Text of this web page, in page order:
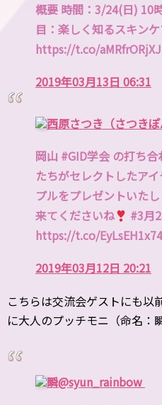
概要 時間：3/24(日) 10
目：楽しく知るスキン
https://t.co/aMRfrORjXJ
2019年03月13日 06:31
西原さつき（さつきぽ
岡山 #GID学会 の打ち
たちがセレクトしたア
プルをプレゼントいた
来てくださいね
#3月
https://t.co/EyLsEH1x74
2019年03月12日 20:21
こちらは交流会ゲストにも以
に大人のプッチモニ（命名：
瞬@syun_rainbow